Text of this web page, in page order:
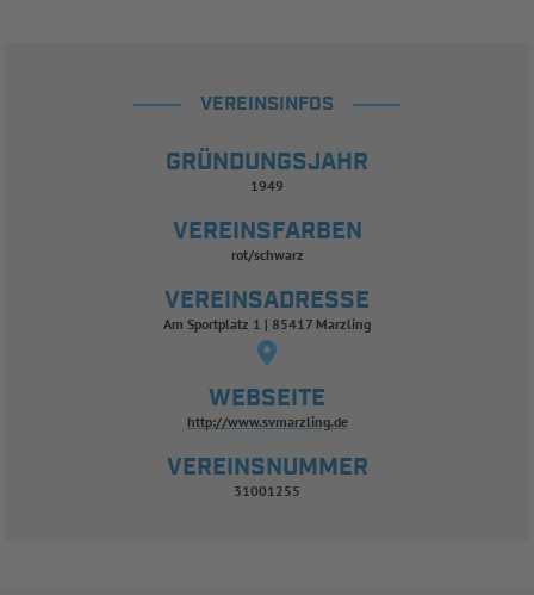
VEREINSINFOS
GRÜNDUNGSJAHR
1949
VEREINSFARBEN
rot/schwarz
VEREINSADRESSE
Am Sportplatz 1 | 85417 Marzling
WEBSEITE
http://www.svmarzling.de
VEREINSNUMMER
31001255